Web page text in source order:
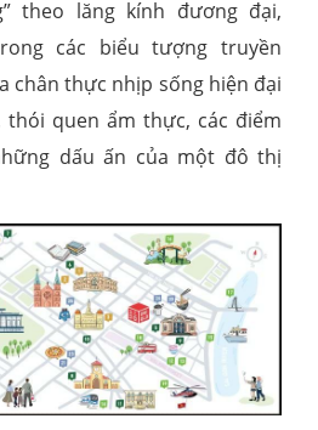
theo lăng kính đương đại,
các biểu tượng truyền
chân thực nhịp sống hiện đại
quen ẩm thực, các điểm
dấu ấn của một đô thị